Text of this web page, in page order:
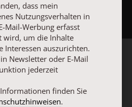
dass mein
Nutzungsverhalten in
Mail-Werbung erfasst
wird, um die Inhalte
Interessen auszurichten.
Newsletter oder E-Mail
jederzeit
finden Sie
.